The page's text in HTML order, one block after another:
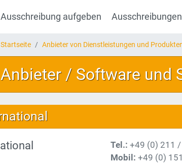
Ausschreibung aufgeben
Startseite Anbieter von Dienstleistungen und
Anbieter / Software und
Tel.: +49 (0) 211
Mobil: +49 (0)